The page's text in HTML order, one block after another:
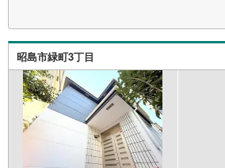
昭島市緑町3丁目